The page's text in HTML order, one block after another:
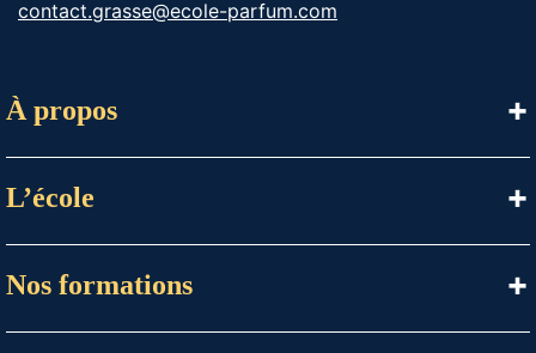
h
o
i
q
u
e
r
contact.grasse@ecole-parfum.com
À propos
L’école
Nos formations